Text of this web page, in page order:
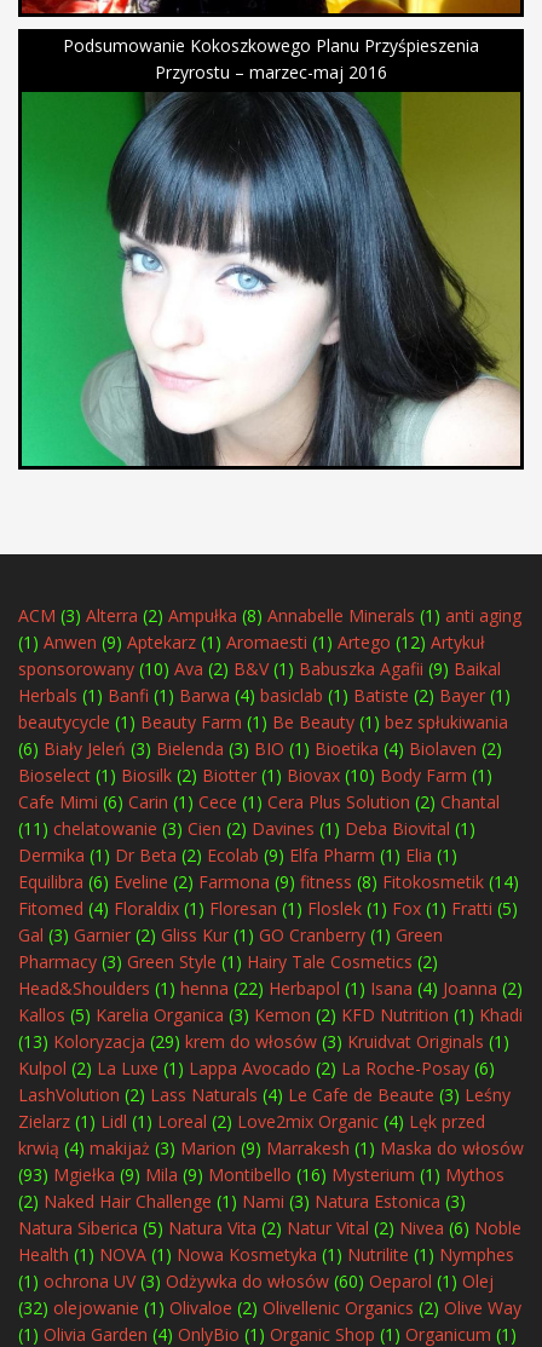
Podsumowanie Kokoszkowego Planu Przyśpieszenia
Przyrostu – marzec-maj 2016
ACM (3) Alterra (2) Ampułka (8) Annabelle Minerals (1) anti aging
(1) Anwen (9) Aptekarz (1) Aromaesti (1) Artego (12) Artykuł
sponsorowany (10) Ava (2) B&V(1) Babuszka Agafii (9) Baikal
Herbals (1) Banfi (1) Barwa (4) basiclab (1) Batiste (2) Bayer (1)
beautycycle (1) Beauty Farm (1) Be Beauty (1) bez spłukiwania
(6) Biały Jeleń (3) Bielenda (3) BIO (1) Bioetika (4) Biolaven (2)
Bioselect (1) Biosilk (2) Biotter (1) Biovax (10) Body Farm (1)
Cafe Mimi (6) Carin (1) Cece (1) Cera Plus Solution (2) Chantal
(11) chelatowanie (3) Cien (2) Davines (1) Deba Biovital (1)
Dermika (1) Dr Beta (2) Ecolab (9) Elfa Pharm (1) Elia (1)
Equilibra (6) Eveline (2) Farmona (9) fitness (8) Fitokosmetik (14)
Fitomed (4) Floraldix (1) Floresan (1) Floslek (1) Fox (1) Fratti (5)
Gal (3) Garnier (2) Gliss Kur (1) GO Cranberry (1) Green
Pharmacy (3) Green Style (1) Hairy Tale Cosmetics (2)
Head&Shoulders (1) henna (22) Herbapol (1) Isana (4) Joanna (2)
Kallos (5) Karelia Organica (3) Kemon (2) KFD Nutrition (1) Khadi
(13) Koloryzacja (29) krem do włosów (3) Kruidvat Originals (1)
Kulpol (2) La Luxe (1) Lappa Avocado (2) La Roche-Posay (6)
LashVolution (2) Lass Naturals (4) Le Cafe de Beaute (3) Leśny
Zielarz (1) Lidl (1) Loreal (2) Love2mix Organic (4) Lęk przed
krwią (4) makijaż (3) Marion (9) Marrakesh (1) Maska do włosów
(93) Mgiełka (9) Mila (9) Montibello (16) Mysterium (1) Mythos
(2) Naked Hair Challenge (1) Nami (3) Natura Estonica (3)
Natura Siberica (5) Natura Vita (2) Natur Vital (2) Nivea (6) Noble
Health (1) NOVA (1) Nowa Kosmetyka (1) Nutrilite (1) Nymphes
(1) ochrona UV(3) Odżywka do włosów (60) Oeparol (1) Olej
(32) olejowanie (1) Olivaloe (2) Olivellenic Organics (2) Olive Way
(1) Olivia Garden (4) OnlyBio (1) Organic Shop (1) Organicum (1)